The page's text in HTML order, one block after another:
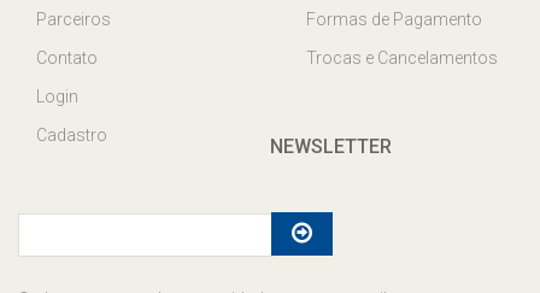
Parceiros
Contato
Login
Cadastro
Formas de Pagamento
Trocas e Cancelamentos
NEWSLETTER